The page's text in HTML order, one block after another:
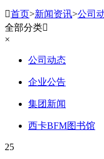
首页>新闻资讯>公司
全部分类
×
公司动态
企业公告
集团新闻
西卡BFM图书馆
25